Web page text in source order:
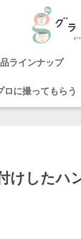
ラインナップ
ロに撮ってもらう
けしたハ